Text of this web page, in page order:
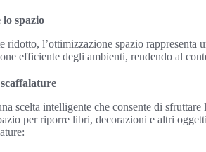
spazio
ridotto, l’ottimizzazione spazio rappresenta
efficiente degli ambienti, rendendo al
scelta intelligente che consente di
per riporre libri, decorazioni e altri